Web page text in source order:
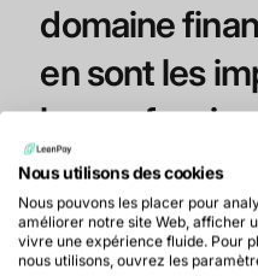
domaine
en sont les
les
secteur ?
À mon sens, dans 5
conquis nos
Nous utilisons des cookies
Nous pouvons les placer pour
améliorer notre site Web, afficher
vivre une expérience fluide. Pour
nous utilisons, ouvrez les